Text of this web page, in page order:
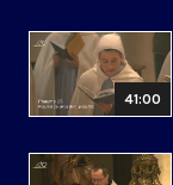
41:00